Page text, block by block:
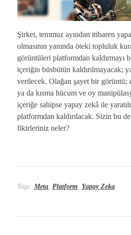
Şirket, temmuz ayından itibaren
olmasının yanında öteki topluluk
görüntüleri platformdan kaldırmayı
içeriğin büsbütün kaldırılmayacak;
verilecek. Olağan şayet bir görüntü;
ya da kısma hücum ve oy
içeriğe sahipse yapay zekâ ile
platformdan kaldırılacak. Sizin bu
fikirleriniz neler?
Tags: Meta, Platform, Yapay Zeka